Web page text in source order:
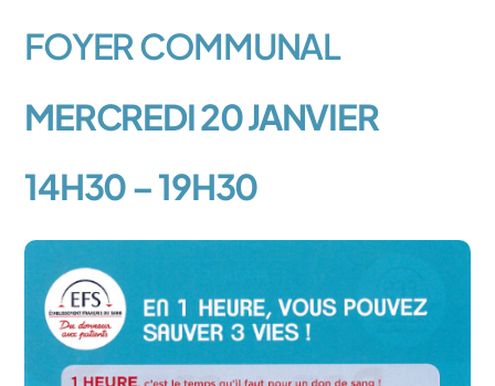
FOYER COMMUNAL
MERCREDI 20 JANVIER
14H30 – 19H30